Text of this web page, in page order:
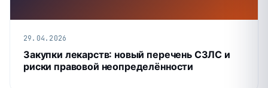
29.04.2026
Закупки лекарств: новый перечень СЗЛС и
риски правовой неопределённости